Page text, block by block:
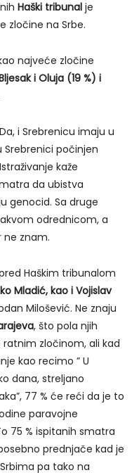
Haški tribunal je
zločine na Srbe.
najveće zločine
i Oluja (19 %) i
Da, i Srebrenicu imaju u
počinjen
kaže
da ubistva
genocid. Sa druge
odrednicom, a
ne znam.
Haškim tribunalom
Mladić, kao i Vojislav
Milošević. Ne znaju
, što pola njih
zločinom, ali kad
kao recimo ” U
dana, streljano
77 % će reći da je to
paravojne
75 % ispitanih smatra
prednjače kad je
pa tako na